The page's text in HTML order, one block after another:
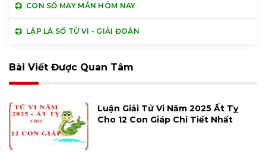
CON SỐ MAY MẮN HÔM NAY
LẬP LÁ SỐ TỬ VI - GIẢI ĐOÁN
Bài Viết Được Quan Tâm
Luận Giải Tử Vi Năm 2025 Ất Tỵ
Cho 12 Con Giáp Chi Tiết Nhất